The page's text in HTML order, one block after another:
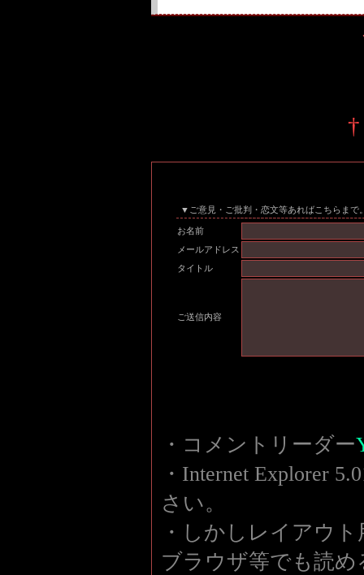
†
▼ご意見・ご批判・恋文等あればこちらまで
お名前
メールアドレス
タイトル
ご送信内容
・コメントリーダー
・Internet Explorer
さい。
・しかしレイアウ
ブラウザ等でも読め